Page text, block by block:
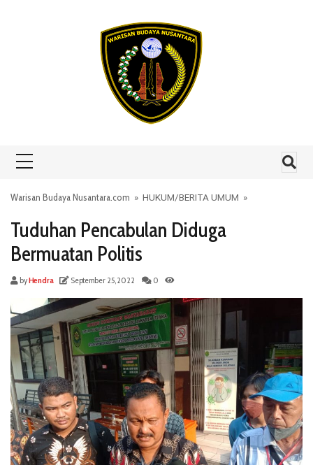
Warisan Budaya Nusantara.com » HUKUM/BERITA UMUM »
Tuduhan Pencabulan Diduga
Bermuatan Politis
byHendra September 25, 2022 0